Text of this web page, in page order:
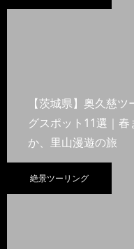
【茨城県】奥久慈ツ
グスポット11選｜春
か、里山漫遊の旅
絶景ツーリング